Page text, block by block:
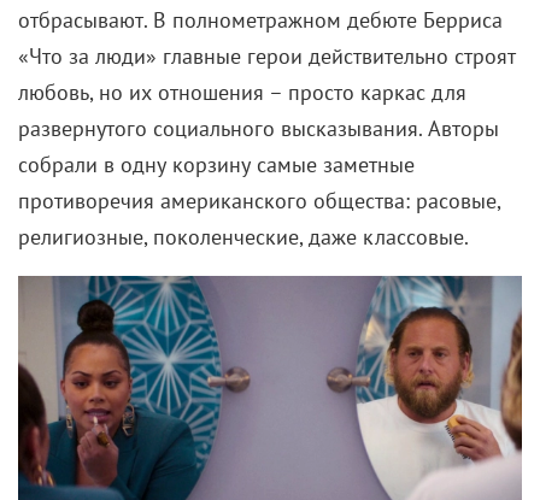
отбрасывают. В полнометражном дебюте Берриса
«Что за люди» главные герои действительно строят
любовь, но их отношения – просто каркас для
развернутого социального высказывания. Авторы
собрали в одну корзину самые заметные
противоречия американского общества: расовые,
религиозные, поколенческие, даже классовые.